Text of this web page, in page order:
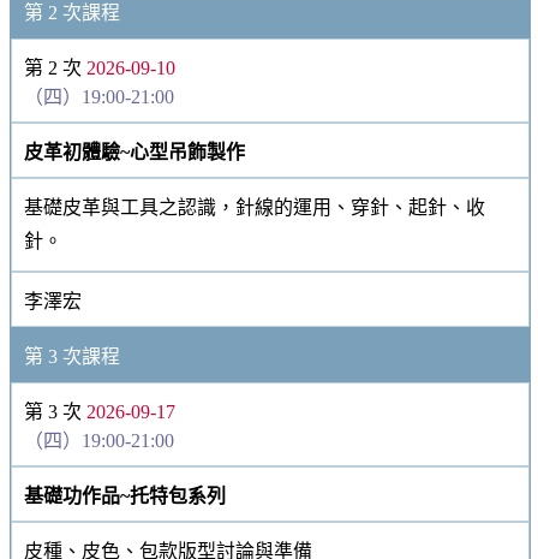
第 2 次課程
第 2 次 2026-09-10
（四）19:00-21:00
皮革初體驗~心型吊飾製作
基礎皮革與工具之認識，針線的運用、穿針、起針、收
針。
李澤宏
第 3 次課程
第 3 次 2026-09-17
（四）19:00-21:00
基礎功作品~托特包系列
皮種、皮色、包款版型討論與準備